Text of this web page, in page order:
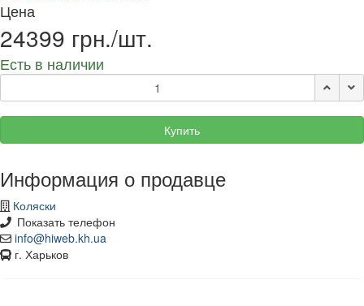
Цена
24399 грн./шт.
Есть в наличии
Купить
Информация о продавце
Коляски
Показать телефон
info@hiweb.kh.ua
г. Харьков